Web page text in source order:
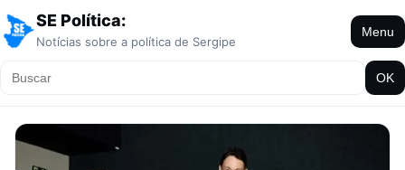
SE Política:
Notícias sobre a política de Sergipe
Menu
OK